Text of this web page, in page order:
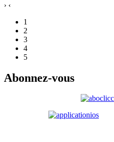
› ‹
1
2
3
4
5
Abonnez-vous